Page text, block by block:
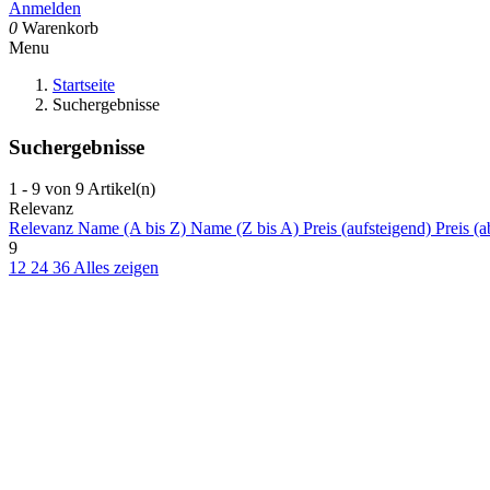
Anmelden
0 Warenkorb
Menu
Startseite
Suchergebnisse
Suchergebnisse
1 - 9 von 9 Artikel(n)
Relevanz
Relevanz Name (A bis Z) Name (Z bis A) Preis (aufsteigend) Preis
9
12 24 36Alles zeigen